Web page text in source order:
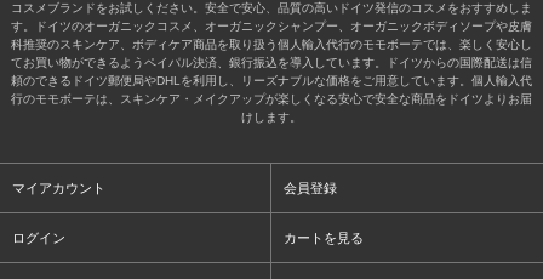
コスメブランドをお試しください。安全で安心、品質の高いドイツ発信のコスメをおすすめしま
す。ドイツのオーガニックコスメ、オーガニックシャンプー、オーガニックボディソープや皮膚
科推奨のスキンケア、ボディケア商品を取り扱う個人輸入代行のモモボーテでは、楽しく安心し
てお買い物ができるようペイパル決済、銀行振込を導入しています。ドイツからの国際配送は信
頼のできるドイツ郵便局やDHLを利用し、リーズナブルな価格をご用意しています。個人輸入代
行のモモボーテは、スキンケア・メイクアップが楽しくなる安心で安全な商品をドイツよりお届
けします。
マイアカウント 会員登録
ログイン カートを見る